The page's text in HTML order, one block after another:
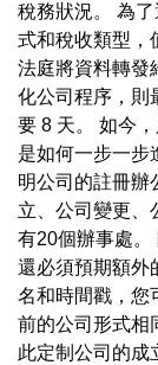
稅務狀況。 為
式和稅收類型，
法庭將資料轉發
化公司程序，則
要 8 天。 如今
是如何一步一步
明公司的註冊辦
立、公司變更、
有20個辦事處。
還必須預期額外
名和時間戳，您
前的公司形式相
此定制公司的成